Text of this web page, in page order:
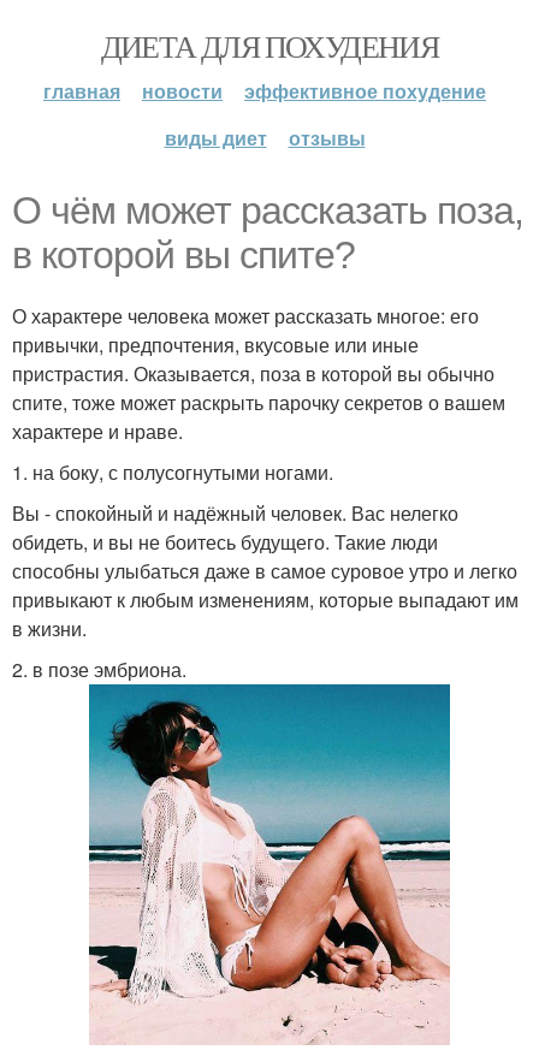
ДИЕТА ДЛЯ ПОХУДЕНИЯ
главная новости
эффективное похудение
виды диет
отзывы
О чём может рассказать поза,
в которой вы спите?
О характере человека может рассказать многое: его
привычки, предпочтения, вкусовые или иные
пристрастия. Оказывается, поза в которой вы обычно
спите, тоже может раскрыть парочку секретов о вашем
характере и нраве.
1. на боку, с полусогнутыми ногами.
Вы - спокойный и надёжный человек. Вас нелегко
обидеть, и вы не боитесь будущего. Такие люди
способны улыбаться даже в самое суровое утро и легко
привыкают к любым изменениям, которые выпадают им
в жизни.
2. в позе эмбриона.